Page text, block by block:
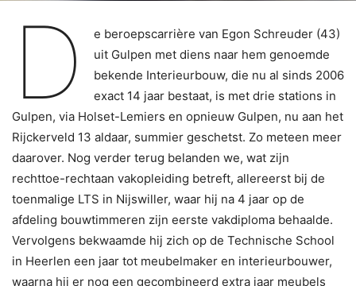
D
e beroepscarrière van Egon Schreuder (43)
uit Gulpen met diens naar hem genoemde
bekende Interieurbouw, die nu al sinds 2006
exact 14 jaar bestaat, is met drie stations in
Gulpen, via Holset-Lemiers en opnieuw Gulpen, nu aan het
Rijckerveld 13 aldaar, summier geschetst. Zo meteen meer
daarover. Nog verder terug belanden we, wat zijn
rechttoe-rechtaan vakopleiding betreft, allereerst bij de
toenmalige LTS in Nijswiller, waar hij na 4 jaar op de
afdeling bouwtimmeren zijn eerste vakdiploma behaalde.
Vervolgens bekwaamde hij zich op de Technische School
in Heerlen een jaar tot meubelmaker en interieurbouwer,
waarna hij er nog een gecombineerd extra jaar meubels